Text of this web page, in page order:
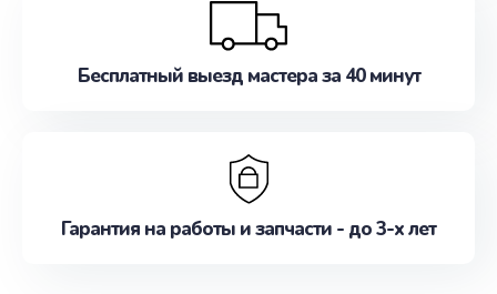
Бесплатный выезд мастера за 40 минут
Гарантия на работы и запчасти - до 3-х лет